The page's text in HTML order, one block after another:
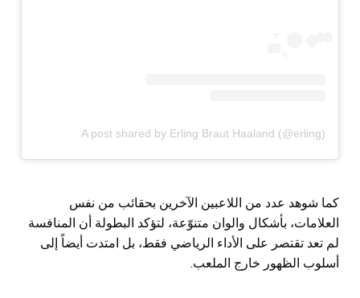
A post shared by Erling Braut Haaland (@erling)
كما شوهد عدد من اللاعبين الآخرين بحقائب من نفس
العلامات، بأشكال والوان متنوّعة، لتؤكد البطولة أن المنافسة
لم تعد تقتصر على الأداء الرياضي فقط، بل امتدت أيضاً إلى
أسلوب الظهور خارج الملعب.